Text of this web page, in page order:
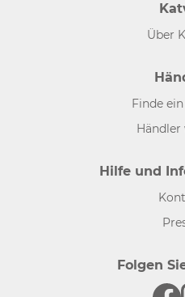
Über
Finde
Händler
Hilfe und
Folgen